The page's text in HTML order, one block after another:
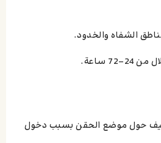
الشفاه والخدود.
72 ساعة.
حول موضع الحقن بسبب دخول